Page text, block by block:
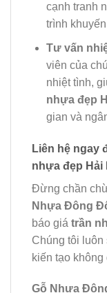
cạnh tranh
trình
Tư vấn
viên của
nhiệt tình,
nhựa đẹp
gian và
Liên hệ ngay
nhựa đẹp Hải
Đừng chần
Nhựa Đông
báo giá trần
Chúng tôi luôn
kiến tạo
Gỗ Nhựa